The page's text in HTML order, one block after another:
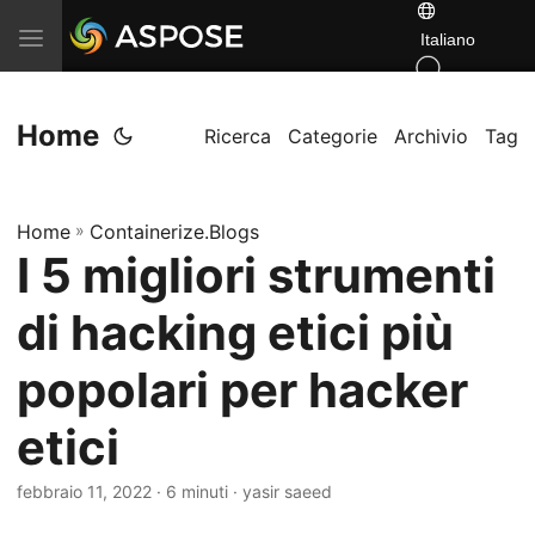
T
o
g
n
i
g
a
t
Italiano
Home Ricerca Categorie Archivio Tag
Home » Containerize.Blogs
I 5 migliori strumenti
di hacking etici più
popolari per hacker
etici
febbraio 11, 2022 · 6 minuti · yasir saeed